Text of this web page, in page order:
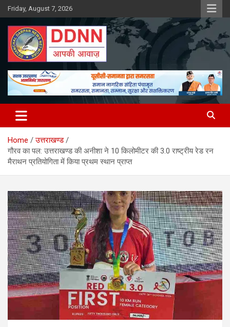
Skip
to
content
Friday, August 7, 2026
DDNN
Home
उत्तराखण्ड
गौरव का पल: उत्तराखण्ड की अनीशा ने 10 किलोमीटर की 3.0 राष्ट्रीय रेड रन
मैराथन प्रतियोगिता में किया प्रथम स्थान प्राप्त